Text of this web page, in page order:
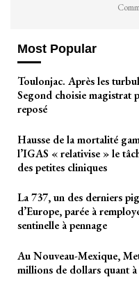
Most Popular
Toulonjac. Après les
Segond choisie magistrat
reposé
Hausse de la mortalité
l’IGAS « relativise » le
des petites cliniques
La 737, un des derniers
d’Europe, parée à
sentinelle à pennage
Au Nouveau-Mexique,
millions de dollars quant